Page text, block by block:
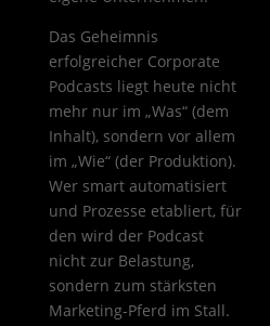
Das Geheimnis
erfolgreicher Corporate
Podcasts liegt heute nicht
mehr nur im „Was“ (dem
Inhalt), sondern vor allem
im „Wie“ (der Produktion).
Wer smart automatisiert
und Prozesse etabliert, für
den wird der Podcast
nicht zur Belastung,
sondern zum stärksten
Marketing-Pferd im Stall.